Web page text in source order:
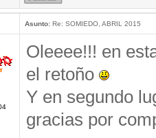
Asunto:Re: SOMIEDO, ABRIL 2015
Oleeee!!! en
el retoño
Y en segundo
gracias por